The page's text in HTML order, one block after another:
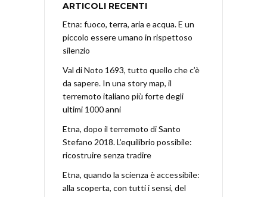
ARTICOLI RECENTI
Etna: fuoco, terra, aria e acqua. E un
piccolo essere umano in rispettoso
silenzio
Val di Noto 1693, tutto quello che c’è
da sapere. In una story map, il
terremoto italiano più forte degli
ultimi 1000 anni
Etna, dopo il terremoto di Santo
Stefano 2018. L’equilibrio possibile:
ricostruire senza tradire
Etna, quando la scienza è accessibile:
alla scoperta, con tutti i sensi, del